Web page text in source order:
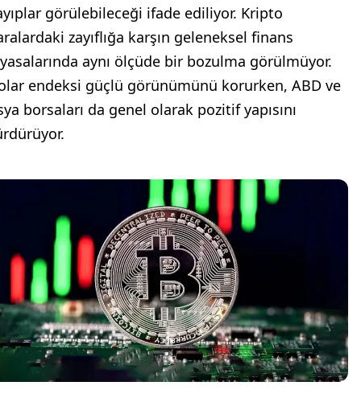
görülebileceği ifade ediliyor. Kripto
zayıflığa karşın geleneksel finans
aynı ölçüde bir bozulma görülmüyor.
endeksi güçlü görünümünü korurken, ABD ve
borsaları da genel olarak pozitif yapısını